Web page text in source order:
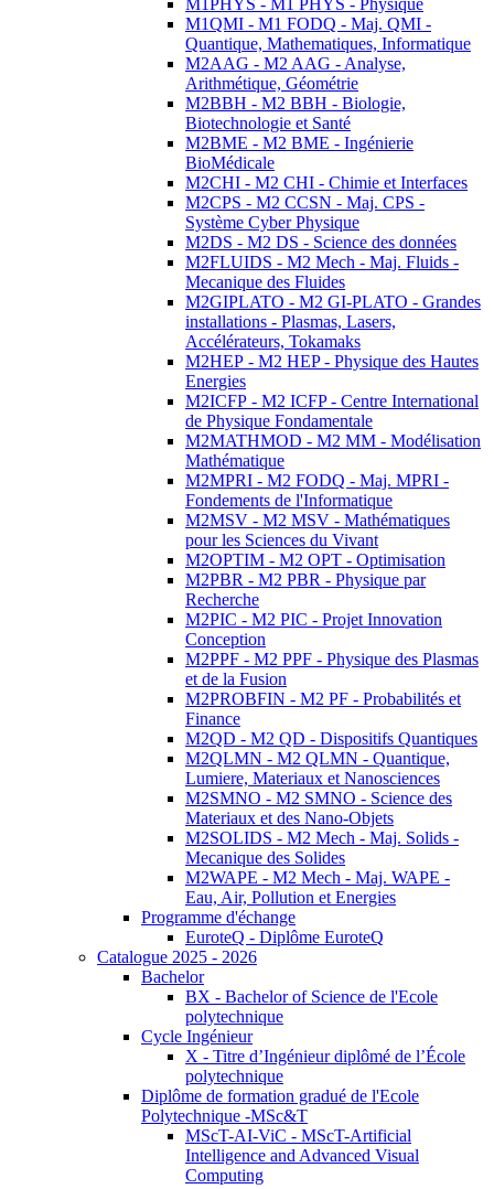
M1PHYS - M1 PHYS - Physique
M1QMI - M1 FODQ - Maj. QMI -
Quantique, Mathematiques, Informatique
M2AAG - M2 AAG - Analyse,
Arithmétique, Géométrie
M2BBH - M2 BBH - Biologie,
Biotechnologie et Santé
M2BME - M2 BME - Ingénierie
BioMédicale
M2CHI - M2 CHI - Chimie et Interfaces
M2CPS - M2 CCSN - Maj. CPS -
Système Cyber Physique
M2DS - M2 DS - Science des données
M2FLUIDS - M2 Mech - Maj. Fluids -
Mecanique des Fluides
M2GIPLATO - M2 GI-PLATO - Grandes
installations - Plasmas, Lasers,
Accélérateurs, Tokamaks
M2HEP - M2 HEP - Physique des Hautes
Energies
M2ICFP - M2 ICFP - Centre International
de Physique Fondamentale
M2MATHMOD - M2 MM - Modélisation
Mathématique
M2MPRI - M2 FODQ - Maj. MPRI -
Fondements de l'Informatique
M2MSV - M2 MSV - Mathématiques
pour les Sciences du Vivant
M2OPTIM - M2 OPT - Optimisation
M2PBR - M2 PBR - Physique par
Recherche
M2PIC - M2 PIC - Projet Innovation
Conception
M2PPF - M2 PPF - Physique des Plasmas
et de la Fusion
M2PROBFIN - M2 PF - Probabilités et
Finance
M2QD - M2 QD - Dispositifs Quantiques
M2QLMN - M2 QLMN - Quantique,
Lumiere, Materiaux et Nanosciences
M2SMNO - M2 SMNO - Science des
Materiaux et des Nano-Objets
M2SOLIDS - M2 Mech - Maj. Solids -
Mecanique des Solides
M2WAPE - M2 Mech - Maj. WAPE -
Eau, Air, Pollution et Energies
Programme d'échange
EuroteQ - Diplôme EuroteQ
Catalogue 2025 - 2026
Bachelor
BX - Bachelor of Science de l'Ecole
polytechnique
Cycle Ingénieur
X - Titre d’Ingénieur diplômé de l’École
polytechnique
Diplôme de formation gradué de l'Ecole
Polytechnique -MSc&T
MScT-AI-ViC - MScT-Artificial
Intelligence and Advanced Visual
Computing